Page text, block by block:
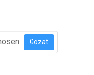
Gözat